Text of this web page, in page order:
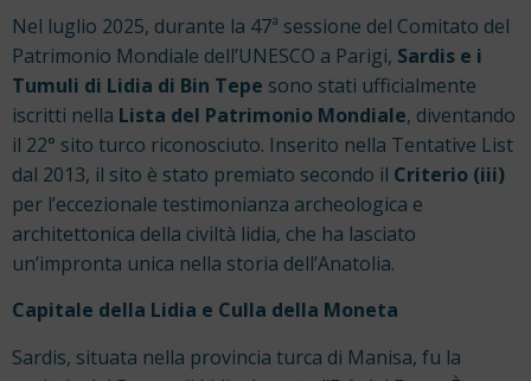
Nel luglio 2025, durante la 47ª sessione del Comitato del
Patrimonio Mondiale dell’UNESCO a Parigi, Sardis e i
Tumuli di Lidia di Bin Tepe sono stati ufficialmente
iscritti nella Lista del Patrimonio Mondiale, diventando
il 22° sito turco riconosciuto. Inserito nella Tentative List
dal 2013, il sito è stato premiato secondo il Criterio (iii)
per l’eccezionale testimonianza archeologica e
architettonica della civiltà lidia, che ha lasciato
un’impronta unica nella storia dell’Anatolia.
Capitale della Lidia e Culla della Moneta
Sardis, situata nella provincia turca di Manisa, fu la